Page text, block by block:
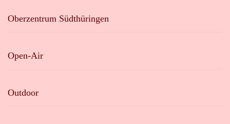
Oberzentrum Südthüringen
Open-Air
Outdoor